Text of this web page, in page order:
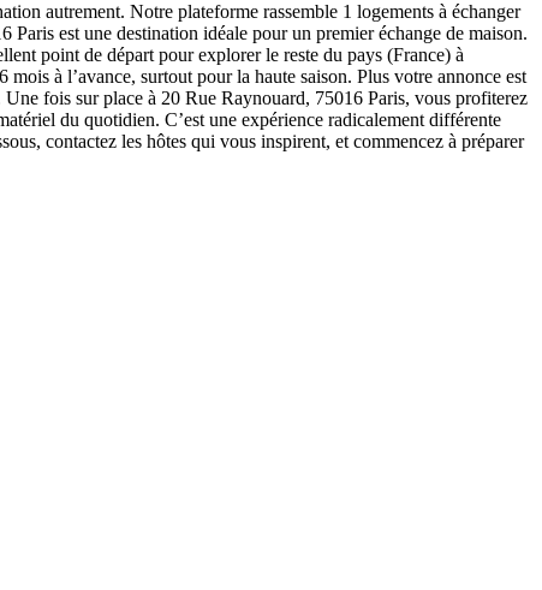
autrement. Notre plateforme rassemble 1 logements à échanger
est une destination idéale pour un premier échange de maison.
point de départ pour explorer le reste du pays (France) à
à l’avance, surtout pour la haute saison. Plus votre annonce est
fois sur place à 20 Rue Raynouard, 75016 Paris, vous profiterez
du quotidien. C’est une expérience radicalement différente
contactez les hôtes qui vous inspirent, et commencez à préparer